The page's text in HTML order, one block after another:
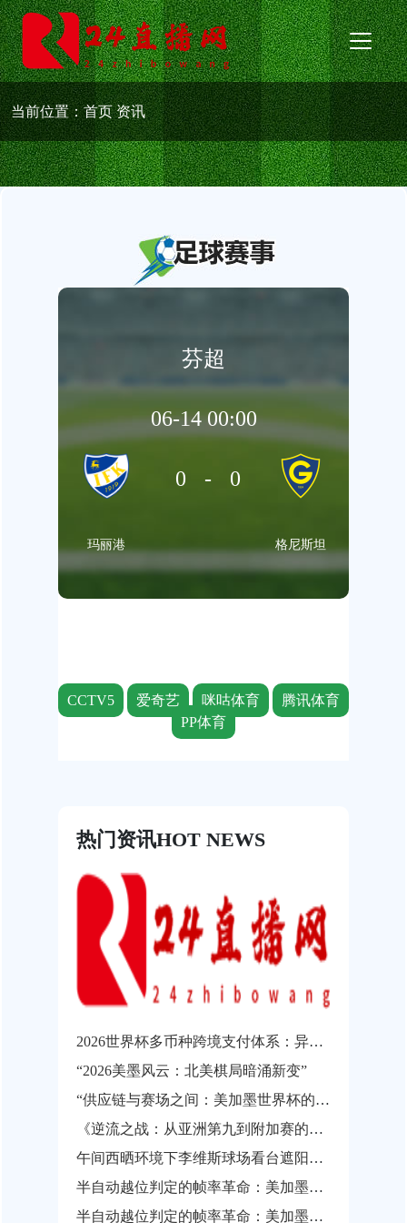
当前位置：首页资讯
芬超
06-14 00:00
玛丽港
0-0
格尼斯坦
CCTV5 爱奇艺 咪咕体育
腾讯体育
PP体育
热门资讯HOT NEWS
2026世界杯多币种跨境支付体系：异构结算系统的互操作瓶颈与协同发展路径
“2026美墨风云：北美棋局暗涌新变”
“供应链与赛场之间：美加墨世界杯的物流通关瓶颈”
《逆流之战：从亚洲第九到附加赛的涅槃之路》
午间西晒环境下李维斯球场看台遮阳性能实测与观赛热舒适影响分析
半自动越位判定的帧率革命：美加墨世界杯背后的实时影像解析技术
半自动越位判定的帧率革命：美加墨世界杯背后的实时影像解析技术